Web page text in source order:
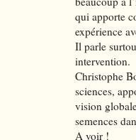
qui apporte
expérience
Il parle
intervention.
Christophe
sciences,
vision
semences
A voir !